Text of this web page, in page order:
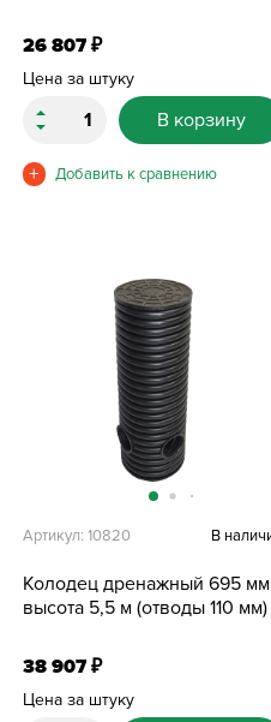
26 807 ₽
Цена за штуку
В корзину
Колодец дренажный 695
высота 5,5 м (отводы 110 мм)
Артикул: 10820 В
38 907 ₽
Цена за штуку